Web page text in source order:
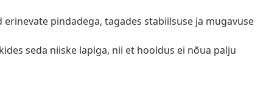
erinevate pindadega, tagades stabiilsuse ja mugavuse
seda niiske lapiga, nii et hooldus ei nõua palju